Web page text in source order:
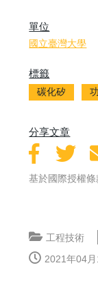
單位
國立臺灣大學
標籤
碳化矽
分享文章
基於國際授權
工程技術
2021年04月